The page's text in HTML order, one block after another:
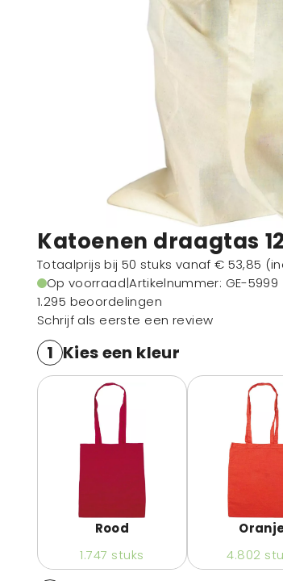
Katoenen draagtas
Totaalprijs bij 50 stuks vanaf € 53,85
Op voorraad|Artikelnummer: GE-5999
1.295 beoordelingen
Schrijf als eerste een review
1 Kies een kleur
Rood
1.747 stuks
4.802